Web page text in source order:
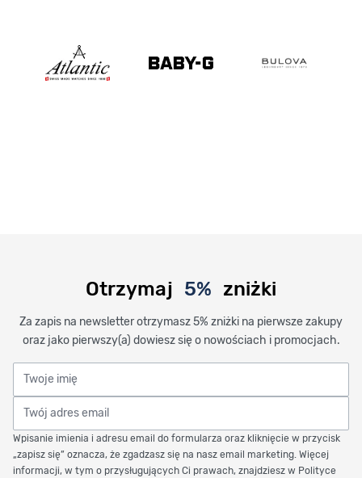
Otrzymaj 5% zniżki
Za zapis na newsletter otrzymasz 5% zniżki na pierwsze zakupy
oraz jako pierwszy(a) dowiesz się o nowościach i promocjach.
Twoje imię
Twój adres email
Wpisanie imienia i adresu email do formularza oraz kliknięcie w przycisk
„zapisz się” oznacza, że zgadzasz się na nasz email marketing. Więcej
informacji, w tym o przysługujących Ci prawach, znajdziesz w Polityce